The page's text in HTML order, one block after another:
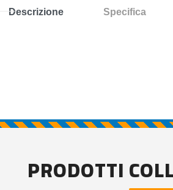
Descrizione Specifica
PRODOTTI